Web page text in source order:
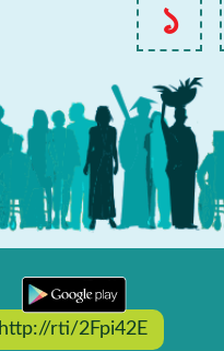
১
http://rti/2Fpi42E